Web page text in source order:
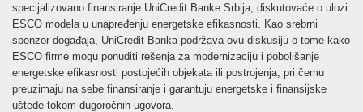
specijalizovano finansiranje UniCredit Banke Srbija, diskutovaće o ulozi
ESCO modela u unapređenju energetske efikasnosti. Kao srebrni
sponzor događaja, UniCredit Banka podržava ovu diskusiju o tome kako
ESCO firme mogu ponuditi rešenja za modernizaciju i poboljšanje
energetske efikasnosti postojećih objekata ili postrojenja, pri čemu
preuzimaju na sebe finansiranje i garantuju energetske i finansijske
uštede tokom dugoročnih ugovora.